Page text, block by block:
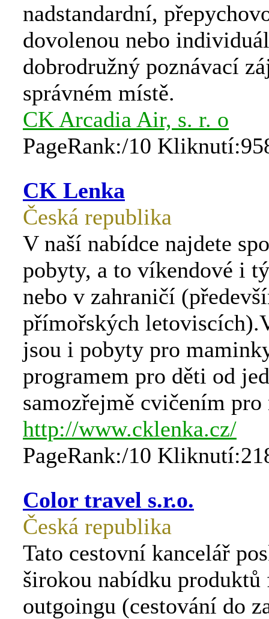
nadstandardní,
dovolenou nebo
dobrodružný poznávací
správném místě.
CK Arcadia Air, s. r. o
PageRank:/10
CK Lenka
Česká republika
V naší nabídce najdete
pobyty, a to víkendové i
nebo v zahraničí
přímořských
jsou i pobyty pro
programem pro děti od
samozřejmě cvičením
http://www.cklenka.cz/
PageRank:/10
Color travel s.r.o.
Česká republika
Tato cestovní kancelář
širokou nabídku produktů
outgoingu (cestování do